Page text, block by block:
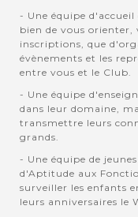
- Une équipe
bien de vous orienter,
inscriptions, que
évènements et les
entre vous et le Club.
- Une équipe
dans leur domaine,
transmettre leurs
grands.
- Une équipe de
d'Aptitude aux
surveiller les enfants
leurs anniversaires le